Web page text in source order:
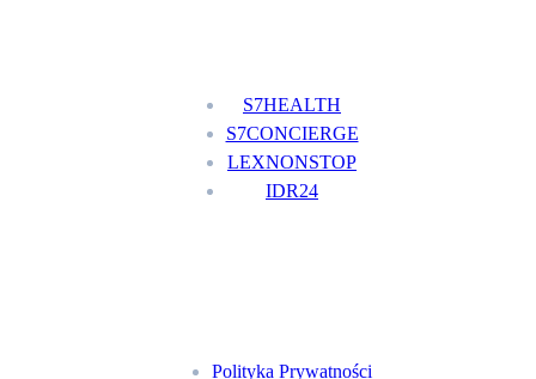
S7HEALTH
S7CONCIERGE
LEXNONSTOP
IDR24
Polityka Prywatności